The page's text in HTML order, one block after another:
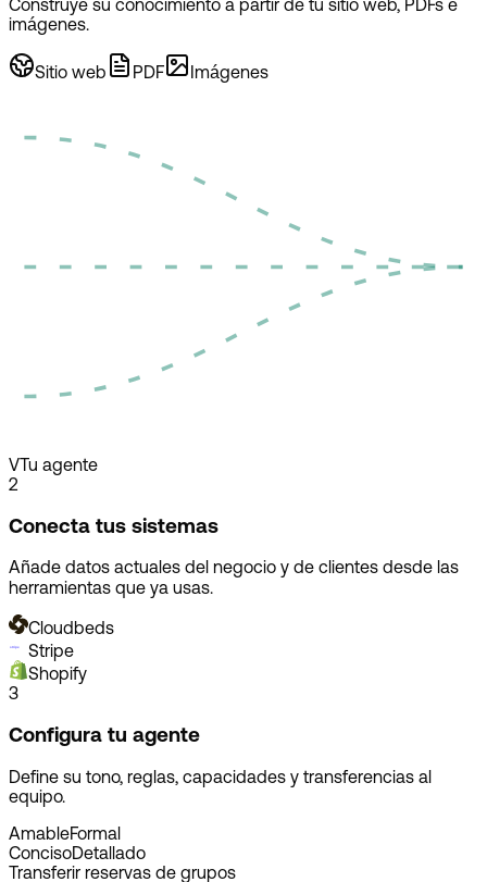
Construye su conocimiento a partir de tu sitio web, PDFs e
imágenes.
Sitio web PDF Imágenes
VTu agente
2
Conecta tus sistemas
Añade datos actuales del negocio y de clientes desde las
herramientas que ya usas.
Cloudbeds
Stripe
Shopify
3
Configura tu agente
Define su tono, reglas, capacidades y transferencias al
equipo.
AmableFormal
ConcisoDetallado
Transferir reservas de grupos